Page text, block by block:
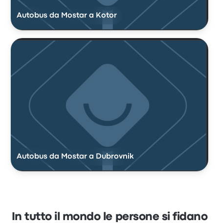
Autobus da Mostar a Kotor
Autobus da Mostar a Dubrovnik
In tutto il mondo le persone si fidano